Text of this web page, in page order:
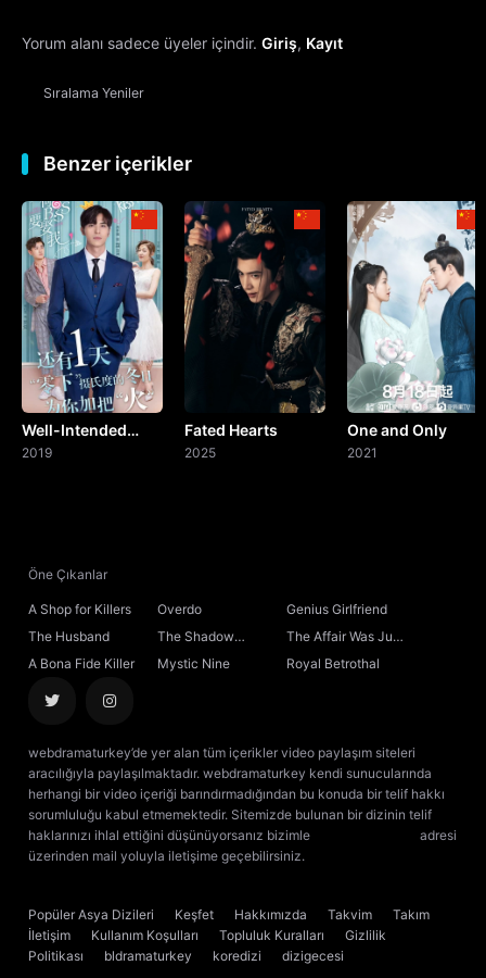
13. Bölüm
14. Bölüm
15. Bölüm
16. Bölüm
17. Bölüm
18. Bölüm
19. Bölüm
20. Bölüm
23. Bölüm
24. Bölüm
26. Bölüm
27. Bölüm
29. Bölüm
Yorum alanı sadece üyeler içindir. Giriş, Kayıt
Sıralama Yeniler
Benzer içerikler
Well-Intended
Love
2019
Fated Hearts
2025
One and Only
2021
Öne Çıkanlar
A Shop for Killers Overdo
Genius Girlfriend
The Husband
The Shadow
Sovereign
The Affair Was Just
the Beginning
A Bona Fide Killer Mystic Nine Royal Betrothal
webdramaturkey’de yer alan tüm içerikler video paylaşım siteleri
aracılığıyla paylaşılmaktadır. webdramaturkey kendi sunucularında
herhangi bir video içeriği barındırmadığından bu konuda bir telif hakkı
sorumluluğu kabul etmemektedir. Sitemizde bulunan bir dizinin telif
haklarınızı ihlal ettiğini düşünüyorsanız bizimle
adresi
üzerinden mail yoluyla iletişime geçebilirsiniz.
Popüler Asya Dizileri Keşfet Hakkımızda Takvim
Takım
İletişim
Kullanım Koşulları Topluluk Kuralları
Gizlilik
Politikası
bldramaturkey koredizi
dizigecesi